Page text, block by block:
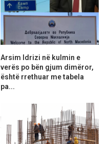
Arsim Idrizi në kulmin e
verës po bën gjum dimëror,
është rrethuar me tabela
pa...